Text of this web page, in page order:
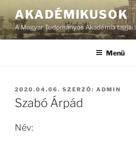
AKADÉMIKUSOK
A Magyar Tudományos Akadémia tagjai
Menü
BEKÜLDVE:
2020.04.06. SZERZŐ: ADMIN
Szabó Árpád
Név: